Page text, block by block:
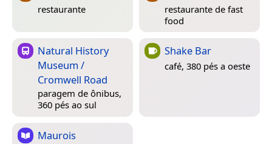
restaurante
restaurante de fast
food
Natural History
Museum /
Cromwell Road
paragem de ônibus,
360 pés ao sul
Shake Bar
café, 380 pés a oeste
Maurois